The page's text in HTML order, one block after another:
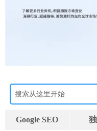
Google SEO